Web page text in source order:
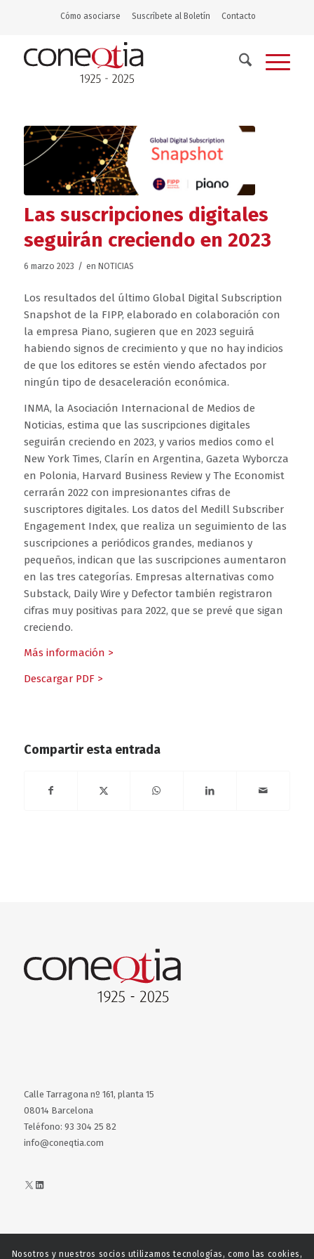
Cómo asociarse Suscríbete al Boletín Contacto
Las suscripciones digitales
seguirán creciendo en 2023
6 marzo 2023 / en NOTICIAS
Los resultados del último Global Digital Subscription
Snapshot de la FIPP, elaborado en colaboración con
la empresa Piano, sugieren que en 2023 seguirá
habiendo signos de crecimiento y que no hay indicios
de que los editores se estén viendo afectados por
ningún tipo de desaceleración económica.
INMA, la Asociación Internacional de Medios de
Noticias, estima que las suscripciones digitales
seguirán creciendo en 2023, y varios medios como el
New York Times, Clarín en Argentina, Gazeta Wyborcza
en Polonia, Harvard Business Review y The Economist
cerrarán 2022 con impresionantes cifras de
suscriptores digitales. Los datos del Medill Subscriber
Engagement Index, que realiza un seguimiento de las
suscripciones a periódicos grandes, medianos y
pequeños, indican que las suscripciones aumentaron
en las tres categorías. Empresas alternativas como
Substack, Daily Wire y Defector también registraron
cifras muy positivas para 2022, que se prevé que sigan
creciendo.
Más información >
Descargar PDF >
Compartir esta entrada
Calle Tarragona nº 161, planta 15
08014 Barcelona
Teléfono: 93 304 25 82
info@coneqtia.com
X LinkedIn
Nosotros y nuestros socios utilizamos tecnologías, como las cookies,